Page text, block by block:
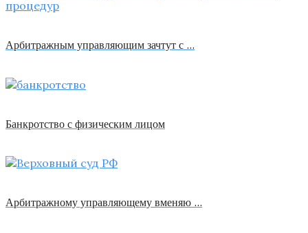
Арбитражным управляющим зачтут с …
Банкротство с физическим лицом
Арбитражному управляющему вменяю …